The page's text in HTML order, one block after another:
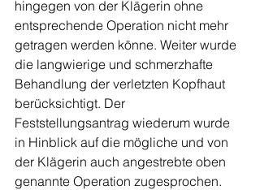
hingegen von der Klägerin ohne
entsprechende Operation nicht mehr
getragen werden könne. Weiter wurde
die langwierige und schmerzhafte
Behandlung der verletzten Kopfhaut
berücksichtigt. Der
Feststellungsantrag wiederum wurde
in Hinblick auf die mögliche und von
der Klägerin auch angestrebte oben
genannte Operation zugesprochen.